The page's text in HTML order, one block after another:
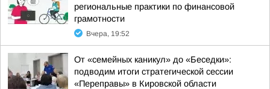
региональные практики по финансовой
грамотности
Вчера, 19:52
От «семейных каникул» до «Беседки»:
подводим итоги стратегической сессии
«Переправы» в Кировской области